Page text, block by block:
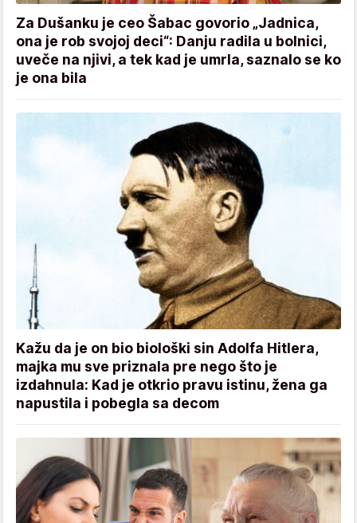
Za Dušanku je ceo Šabac govorio „Jadnica,
ona je rob svojoj deci“: Danju radila u bolnici,
uveče na njivi, a tek kad je umrla, saznalo se ko
je ona bila
Kažu da je on bio biološki sin Adolfa Hitlera,
majka mu sve priznala pre nego što je
izdahnula: Kad je otkrio pravu istinu, žena ga
napustila i pobegla sa decom